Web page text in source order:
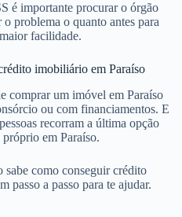
é importante procurar o órgão
problema o quanto antes para
facilidade.
imobiliário em Paraíso
comprar um imóvel em Paraíso
ou com financiamentos. E
recorram a última opção
em Paraíso.
sabe como conseguir crédito
passo a passo para te ajudar.